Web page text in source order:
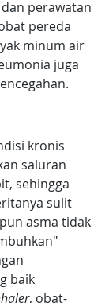
perawatan
pereda
minum air
juga
kronis
saluran
sehingga
sulit
asma tidak
baik
, obat-